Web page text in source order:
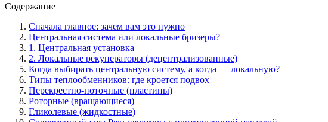
Содержание
Сначала главное: зачем вам это нужно
Центральная система или локальные бризеры?
1. Центральная установка
2. Локальные рекуператоры (децентрализованные)
Когда выбирать центральную систему, а когда — локальную?
Типы теплообменников: где кроется подвох
Перекрестно-поточные (пластины)
Роторные (вращающиеся)
Гликолевые (жидкостные)